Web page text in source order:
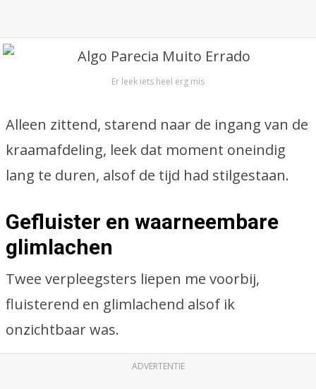
Er leek iets heel erg mis
Alleen zittend, starend naar de ingang van de
kraamafdeling, leek dat moment oneindig
lang te duren, alsof de tijd had stilgestaan.
Gefluister en waarneembare
glimlachen
Twee verpleegsters liepen me voorbij,
fluisterend en glimlachend alsof ik
onzichtbaar was.
ADVERTENTIE